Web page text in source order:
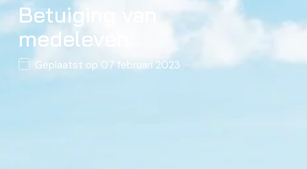
Betuiging van
medeleven
Geplaatst op 07 februari 2023